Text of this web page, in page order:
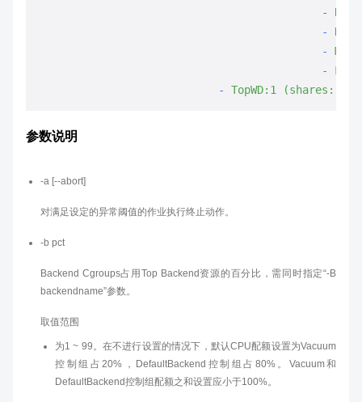
-
Rush
-
High
-
-
Low
-
TopWD:1 (shares:
参数说明
-a [--abort]
对满足设定的异常阈值的作业执行终止动作。
-b pct
Backend Cgroups占用Top Backend资源的百分比，需同时指定“-B
backendname”参数。
取值范围
为1 ~ 99。在不进行设置的情况下，默认CPU配额设置为Vacuum
控制组占20%，DefaultBackend控制组占80%。Vacuum和
DefaultBackend控制组配额之和设置应小于100%。